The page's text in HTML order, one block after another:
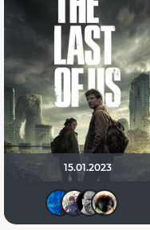
15.01.2023